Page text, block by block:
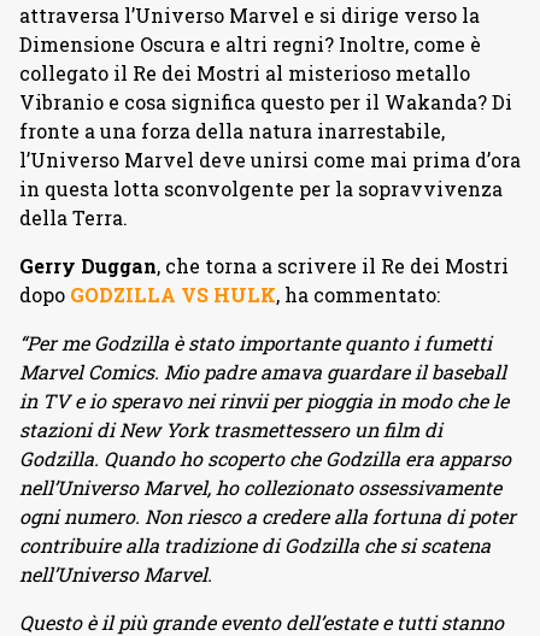
attraversa l’Universo Marvel e si dirige verso la
Dimensione Oscura e altri regni? Inoltre, come è
collegato il Re dei Mostri al misterioso metallo
Vibranio e cosa significa questo per il Wakanda? Di
fronte a una forza della natura inarrestabile,
l’Universo Marvel deve unirsi come mai prima d’ora
in questa lotta sconvolgente per la sopravvivenza
della Terra.
Gerry Duggan, che torna a scrivere il Re dei Mostri
dopo GODZILLA VS HULK, ha commentato:
“Per me Godzilla è stato importante quanto i fumetti
Marvel Comics. Mio padre amava guardare il baseball
in TV e io speravo nei rinvii per pioggia in modo che le
stazioni di New York trasmettessero un film di
Godzilla. Quando ho scoperto che Godzilla era apparso
nell’Universo Marvel, ho collezionato ossessivamente
ogni numero. Non riesco a credere alla fortuna di poter
contribuire alla tradizione di Godzilla che si scatena
nell’Universo Marvel.
Questo è il più grande evento dell’estate e tutti stanno